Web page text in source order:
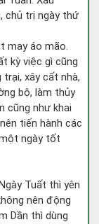
chủ trị ngày thứ
may áo mão.
kỳ việc gì cũng
trại, xây cất nhà,
bộ, làm thủy
cũng như khai
tiến hành các
ngày tốt
Tuất thì yên
nên động
Dần thì dùng